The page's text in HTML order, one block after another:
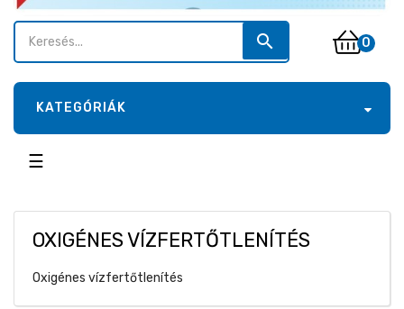
search 0
KATEGÓRIÁK
Toggle
☰
OXIGÉNES VÍZFERTŐTLENÍTÉS
Oxigénes vízfertőtlenítés